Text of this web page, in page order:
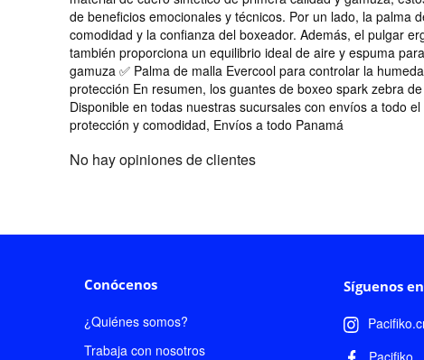
de beneficios emocionales y técnicos. Por un lado, la palma
comodidad y la confianza del boxeador. Además, el pulgar
también proporciona un equilibrio ideal de aire y espuma
gamuza ✅ Palma de malla Evercool para controlar la
protección En resumen, los guantes de boxeo spark zebra
Disponible en todas nuestras sucursales con envíos a todo
protección y comodidad, Envíos a todo Panamá
No hay opiniones de clientes
Conócenos
¿Quiénes somos?
Trabaja con nosotros
Síguenos en
Pacifiko